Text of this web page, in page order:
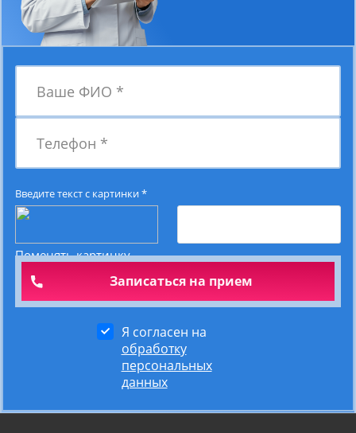
Ваше ФИО *
Телефон *
Введите текст с картинки*
Поменять картинку
Я согласен на
обработку
персональных
данных